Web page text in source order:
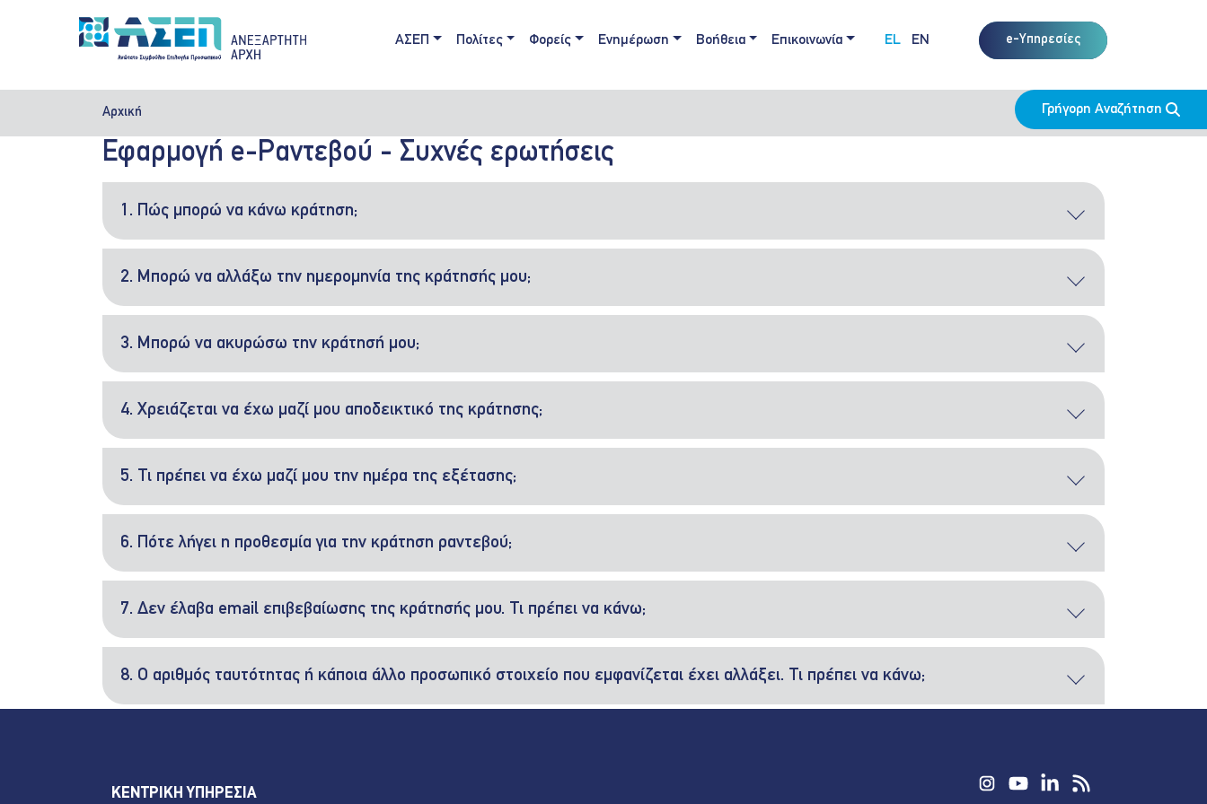
Main navigation
ΑΣΕΠ Πολίτες Φορείς Ενημέρωση Βοήθεια Επικοινωνία EL EN e-Υπηρεσίες
Αρχική Γρήγορη Αναζήτηση
Εφαρμογή e-Ραντεβού - Συχνές ερωτήσεις
1. Πώς μπορώ να κάνω κράτηση;
2. Μπορώ να αλλάξω την ημερομηνία της κράτησής μου;
3. Μπορώ να ακυρώσω την κράτησή μου;
4. Χρειάζεται να έχω μαζί μου αποδεικτικό της κράτησης;
5. Τι πρέπει να έχω μαζί μου την ημέρα της εξέτασης;
6. Πότε λήγει η προθεσμία για την κράτηση ραντεβού;
7. Δεν έλαβα email επιβεβαίωσης της κράτησής μου. Τι πρέπει να κάνω;
8. Ο αριθμός ταυτότητας ή κάποια άλλο προσωπικό στοιχείο που εμφανίζεται έχει αλλάξει. Τι πρέπει να κάνω;
ΚΕΝΤΡΙΚΗ ΥΠΗΡΕΣΙΑ